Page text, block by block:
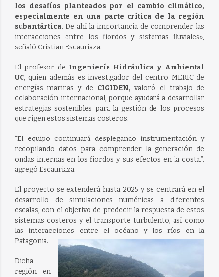
los desafíos planteados por el cambio climático,
especialmente en una parte crítica de la región
subantártica. De ahí la importancia de comprender las
interacciones entre los fiordos y sistemas fluviales»,
señaló Cristian Escauriaza.
El profesor de Ingeniería Hidráulica y Ambiental
UC, quien además es investigador del centro MERIC de
energías marinas y de CIGIDEN, valoró el trabajo de
colaboración internacional, porque ayudará a desarrollar
estrategias sostenibles para la gestión de los procesos
que rigen estos sistemas costeros.
“El equipo continuará desplegando instrumentación y
recopilando datos para comprender la generación de
ondas internas en los fiordos y sus efectos en la costa.”,
agregó Escauriaza.
El proyecto se extenderá hasta 2025 y se centrará en el
desarrollo de simulaciones numéricas a diferentes
escalas, con el objetivo de predecir la respuesta de estos
sistemas costeros y el transporte turbulento, así como
las interacciones entre el océano y los ríos en la
Patagonia.
Dicha
región en